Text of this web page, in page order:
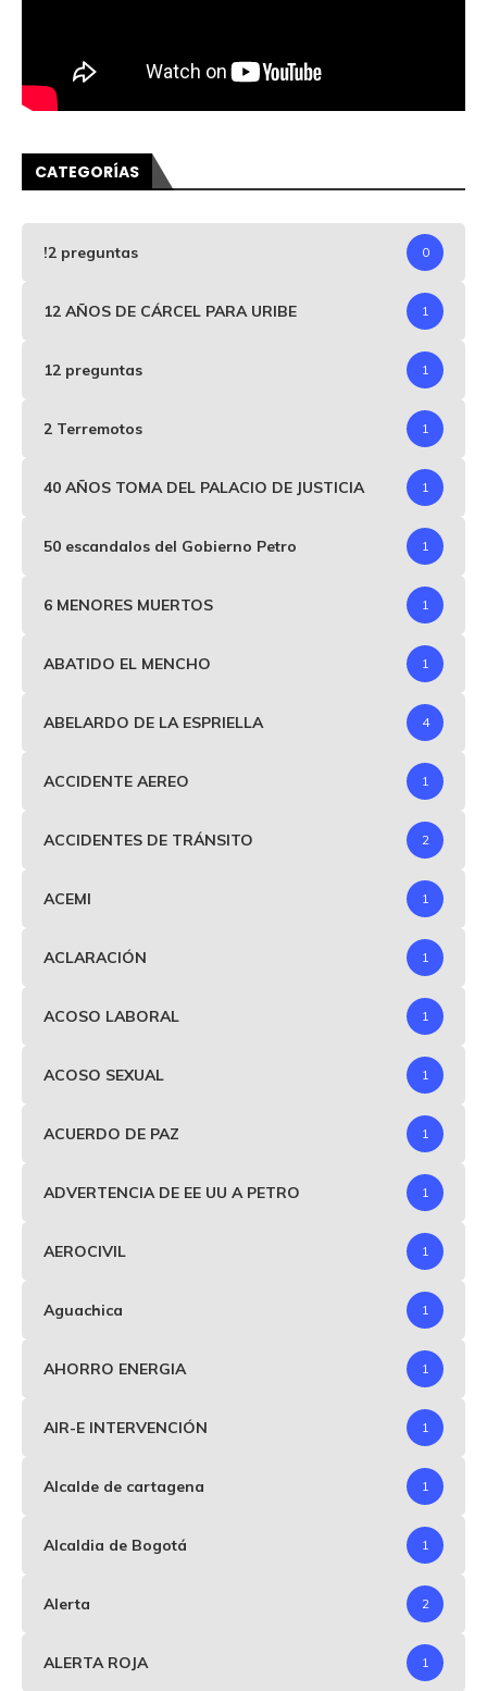
CATEGORÍAS
!2 preguntas 0
12 AÑOS DE CÁRCEL PARA URIBE 1
12 preguntas 1
2 Terremotos 1
40 AÑOS TOMA DEL PALACIO DE JUSTICIA 1
50 escandalos del Gobierno Petro 1
6 MENORES MUERTOS 1
ABATIDO EL MENCHO 1
ABELARDO DE LA ESPRIELLA 4
ACCIDENTE AEREO 1
ACCIDENTES DE TRÁNSITO 2
ACEMI 1
ACLARACIÓN 1
ACOSO LABORAL 1
ACOSO SEXUAL 1
ACUERDO DE PAZ 1
ADVERTENCIA DE EE UU A PETRO 1
AEROCIVIL 1
Aguachica 1
AHORRO ENERGIA 1
AIR-E INTERVENCIÓN 1
Alcalde de cartagena 1
Alcaldia de Bogotá 1
Alerta 2
ALERTA ROJA 1